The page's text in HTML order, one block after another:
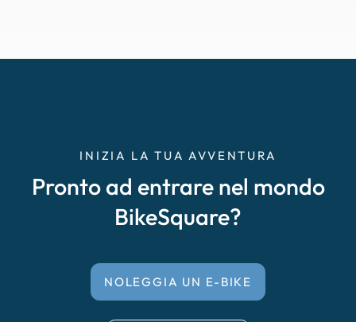
INIZIA LA TUA AVVENTURA
Pronto ad entrare nel mondo
BikeSquare?
NOLEGGIA UN E-BIKE